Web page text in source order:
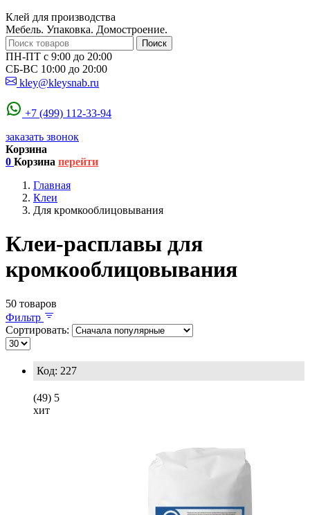
Клей для производства
Мебель. Упаковка. Домостроение.
Поиск
ПН-ПТ с 9:00 до 20:00
СБ-ВС 10:00 до 20:00
kley@kleysnab.ru
+7 (499) 112-33-94
заказать звонок
Корзина
0 Корзина перейти
Главная
Клеи
Для кромкооблицовывания
Клеи-расплавы для
кромкооблицовывания
50 товаров
Фильтр
Сортировать:
Код: 227
(49) 5
хит